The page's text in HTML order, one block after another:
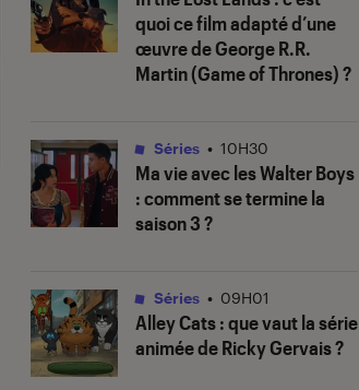
quoi ce film adapté d’une
œuvre de George R.R.
Martin (Game of Thrones) ?
Ma vie avec les Walter Boys
: comment se termine la
saison 3 ?
Séries • 10H30
Alley Cats: que vaut la série
animée de Ricky Gervais ?
Séries • 09H01